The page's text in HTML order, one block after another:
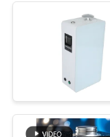
PRIVACY
POLICY